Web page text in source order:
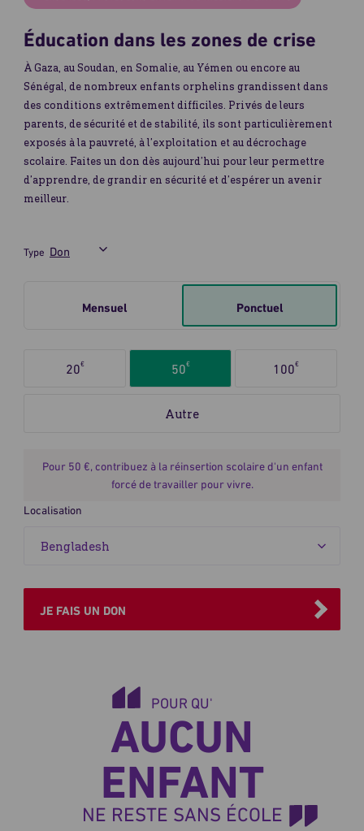
Éducation dans les zones de crise
À Gaza, au Soudan, en Somalie, au Yémen ou encore au
Sénégal, de nombreux enfants orphelins grandissent dans
des conditions extrêmement difficiles. Privés de leurs
parents, de sécurité et de stabilité, ils sont particulièrement
exposés à la pauvreté, à l’exploitation et au décrochage
scolaire. Faites un don dès aujourd’hui pour leur permettre
d’apprendre, de grandir en sécurité et d’espérer un avenir
meilleur.
Type
Mensuel Ponctuel
20€ 50€ 100€
Pour 50 €, contribuez à la réinsertion scolaire d'un enfant
forcé de travailler pour vivre.
Localisation
JE FAIS UN DON
POUR QU'
AUCUN
ENFANT
NE RESTE SANS ÉCOLE